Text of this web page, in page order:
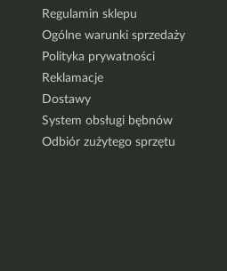
Regulamin sklepu
Ogólne warunki sprzedaży
Polityka prywatności
Reklamacje
Dostawy
System obsługi bębnów
Odbiór zużytego sprzętu